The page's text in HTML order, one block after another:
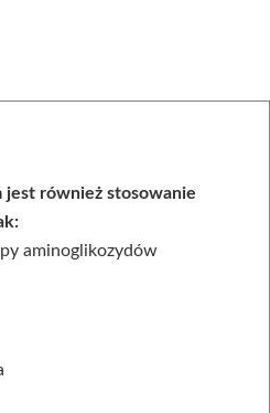
jest również stosowanie
aminoglikozydów